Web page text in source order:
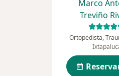
Marco
Treviño
Ortopedista,